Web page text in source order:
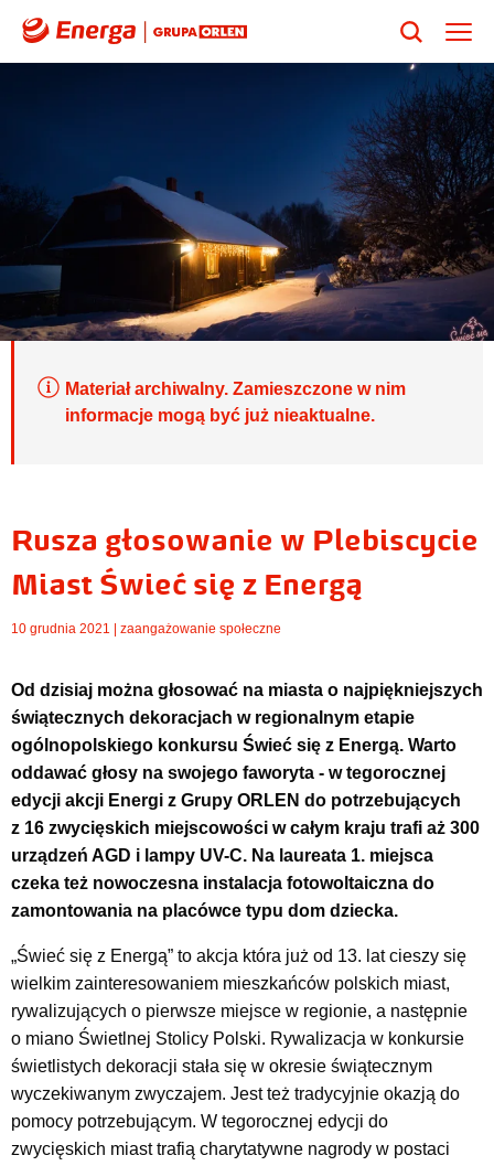
Materiał archiwalny. Zamieszczone w nim
informacje mogą być już nieaktualne.
Rusza głosowanie w Plebiscycie
Miast Świeć się z Energą
10 grudnia 2021 | zaangażowanie społeczne
Od dzisiaj można głosować na miasta o najpiękniejszych
świątecznych dekoracjach w regionalnym etapie
ogólnopolskiego konkursu Świeć się z Energą. Warto
oddawać głosy na swojego faworyta - w tegorocznej
edycji akcji Energi z Grupy ORLEN do potrzebujących
z 16 zwycięskich miejscowości w całym kraju trafi aż 300
urządzeń AGD i lampy UV-C. Na laureata 1. miejsca
czeka też nowoczesna instalacja fotowoltaiczna do
zamontowania na placówce typu dom dziecka.
„Świeć się z Energą” to akcja która już od 13. lat cieszy się
wielkim zainteresowaniem mieszkańców polskich miast,
rywalizujących o pierwsze miejsce w regionie, a następnie
o miano Świetlnej Stolicy Polski. Rywalizacja w konkursie
świetlistych dekoracji stała się w okresie świątecznym
wyczekiwanym zwyczajem. Jest też tradycyjnie okazją do
pomocy potrzebującym. W tegorocznej edycji do
zwycięskich miast trafią charytatywne nagrody w postaci